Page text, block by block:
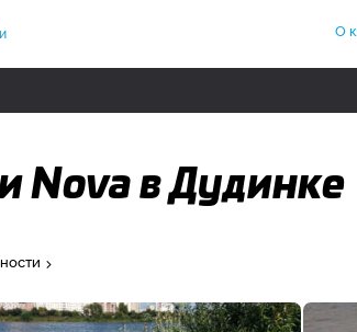
О
Nova в Дудинке